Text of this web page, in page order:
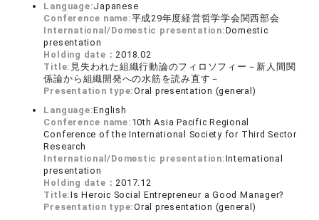
Language:Japanese
Conference name:平成29年度経営哲学学会関西部会
International/Domestic presentation:Domestic
presentation
Holding date：2018.02
Title: 見失われた組織行動論のフィロソフィー－新人間関
係論から組織開発への水筋を読み直す－
Presentation type:Oral presentation (general)
Language:English
Conference name: 10th Asia Pacific Regional
Conference of the International Society for Third Sector
Research
International/Domestic presentation:International
presentation
Holding date：2017.12
Title:Is Heroic Social Entrepreneur a Good Manager?
Presentation type:Oral presentation (general)